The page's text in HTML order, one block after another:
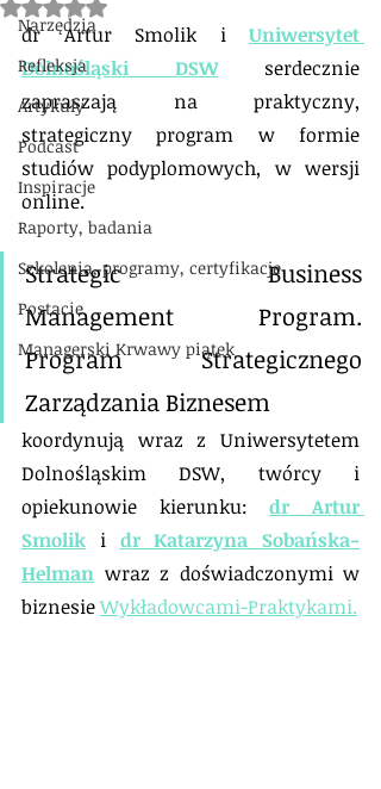
Narzędzia
Refleksja
Artykuły
Podcast
Inspiracje
Raporty, badania
Szkolenia, programy, certyfikacje
Postacie
Managerski Krwawy piątek
Oceniono na NaN z 5 gwiazdek.
dr Artur Smolik i Uniwersytet
Dolnośląski DSW serdecznie
zapraszają na praktyczny,
strategiczny program w formie
studiów podyplomowych, w wersji
online.
Strategic Business
Management Program.
Program Strategicznego
Zarządzania Biznesem
koordynują wraz z Uniwersytetem
Dolnośląskim DSW, twórcy i
opiekunowie kierunku: dr Artur
Smolik i dr Katarzyna Sobańska-
Helman wraz z doświadczonymi w
biznesie Wykładowcami-Praktykami.